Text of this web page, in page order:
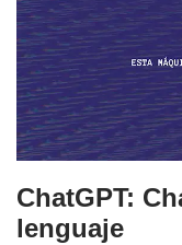
ChatGPT:
lenguaje